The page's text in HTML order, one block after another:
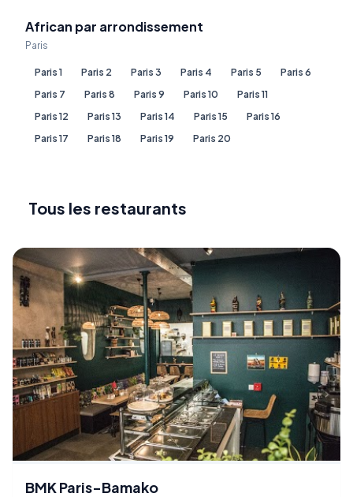
African par arrondissement
Paris
Paris 1 Paris 2 Paris 3 Paris 4 Paris 5
Paris 6
Paris 7
Paris 8 Paris 9 Paris 10
Paris 11
Paris 12
Paris 13 Paris 14 Paris 15
Paris 16
Paris 17
Paris 18 Paris 19 Paris 20
Tous les restaurants
BMK Paris-Bamako